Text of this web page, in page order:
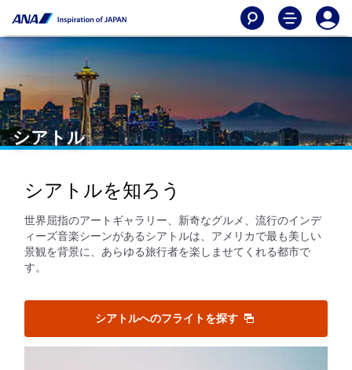
シアトル
シアトルを知ろう
世界屈指のアートギャラリー、新奇なグルメ、流行のインデ
ィーズ音楽シーンがあるシアトルは、アメリカで最も美しい
景観を背景に、あらゆる旅行者を楽しませてくれる都市で
す。
シアトルへのフライトを探す